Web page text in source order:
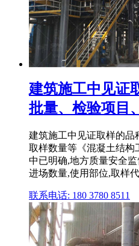
建筑施工中见证
批量、检验项目
建筑施工中见证取样的品
取样数量等《混凝土结构
中已明确,地方质量安全
进场数量,使用部位,取样
联系电话: 180 3780 8511